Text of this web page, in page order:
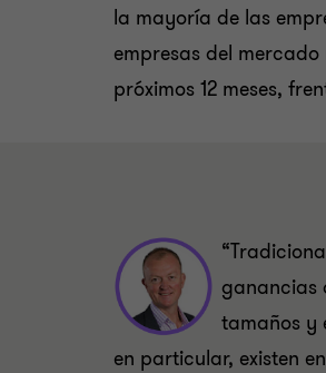
la mayoría de las
empresas del
próximos 12 meses,
ganancias
tamaños y
en particular, existen